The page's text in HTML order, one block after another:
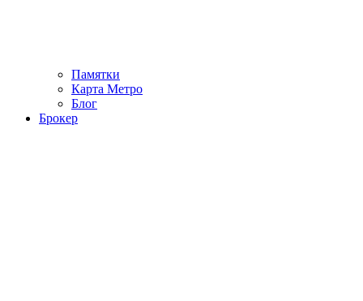
Памятки
Карта Метро
Блог
Брокер